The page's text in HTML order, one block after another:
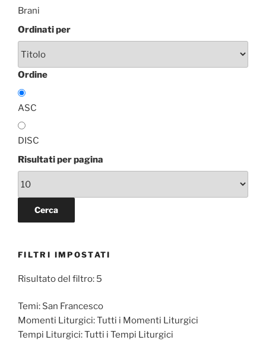
Brani
Ordinati per
Ordine
ASC
DISC
Risultati per pagina
FILTRI IMPOSTATI
Risultato del filtro: 5
Temi: San Francesco
Momenti Liturgici:Tutti i Momenti Liturgici
Tempi Liturgici:Tutti i Tempi Liturgici